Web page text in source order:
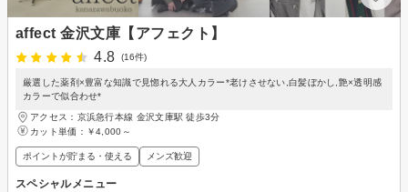
affect 金沢文庫【アフェクト】
4.8
(16件)
厳選した薬剤×豊富な知識で見惚れる大人カラー*老けさせない,白髪ぼかし,艶×透明感
カラーで似合わせ*
アクセス：京浜急行本線 金沢文庫駅 徒歩3分
カット単価： ￥4,000～
ポイントが貯まる・使える メンズ歓迎
スペシャルメニュー